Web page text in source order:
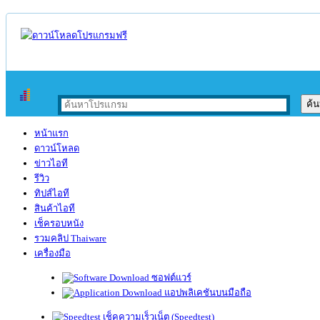
หน้าแรก
ดาวน์โหลด
ข่าวไอที
รีวิว
ทิปส์ไอที
สินค้าไอที
เช็ครอบหนัง
รวมคลิป Thaiware
เครื่องมือ
ซอฟต์แวร์
แอปพลิเคชันบนมือถือ
เช็คความเร็วเน็ต (Speedtest)